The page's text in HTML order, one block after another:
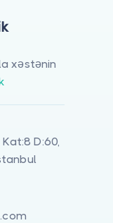
xəstənin
D:60,